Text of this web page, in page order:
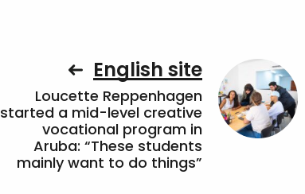
English site
Loucette Reppenhagen
started a mid-level creative
vocational program in
Aruba: “These students
mainly want to do things”